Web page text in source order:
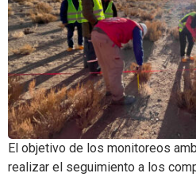
El objetivo de los monitoreos
realizar el seguimiento a los